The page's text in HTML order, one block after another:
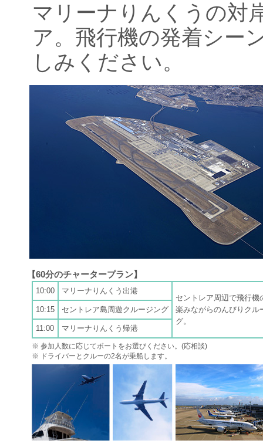
マリーナりんくうの対
ア。飛行機の発着シー
しみください。
【60分のチャータープラン】
10:00
マリーナりんくう出港
セントレア周辺で飛行機
楽みながらのんびりクル
グ。
10:15 セントレア島周遊クルージング
11:00 マリーナりんくう帰港
※ 参加人数に応じてボートをお選びください。(応相談)
※ ドライバーとクルーの2名が乗船します。